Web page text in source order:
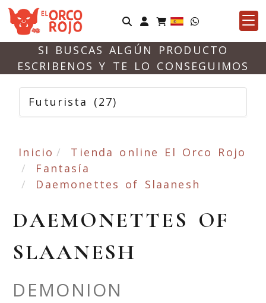
Identifícate
SI BUSCAS ALGÚN PRODUCTO
ESCRIBENOS Y TE LO CONSEGUIMOS
Futurista (27)
Inicio
Tienda online El Orco Rojo
Fantasía
Daemonettes of Slaanesh
DAEMONETTES OF
SLAANESH
DEMONION